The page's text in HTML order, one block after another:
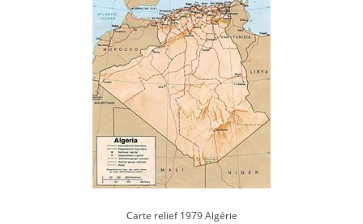
Carte relief 1979 Algérie